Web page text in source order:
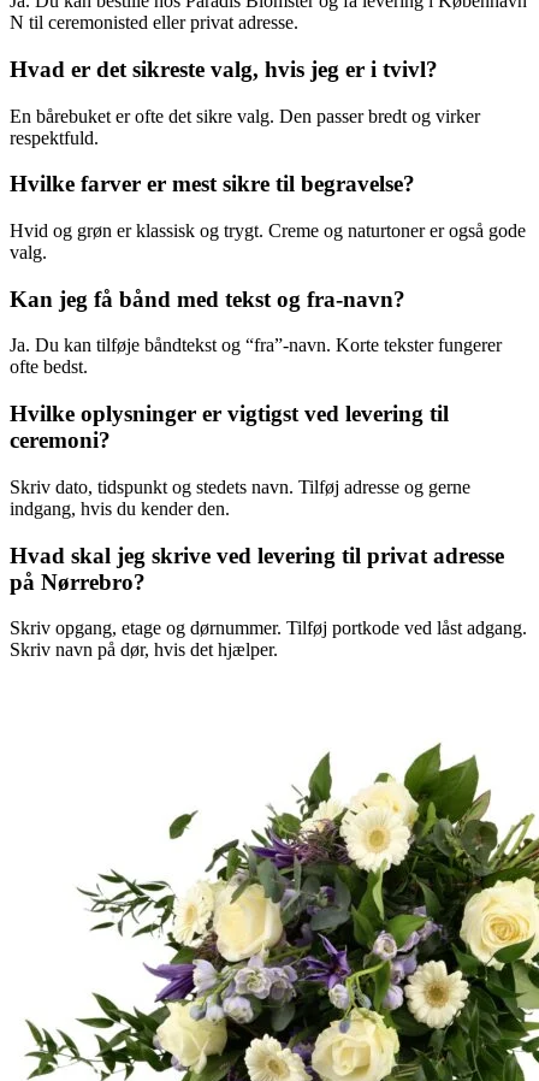
N til ceremonisted eller privat adresse.
Hvad er det sikreste valg, hvis jeg er i tvivl?
En bårebuket er ofte det sikre valg. Den passer bredt og virker
respektfuld.
Hvilke farver er mest sikre til begravelse?
Hvid og grøn er klassisk og trygt. Creme og naturtoner er også gode
valg.
Kan jeg få bånd med tekst og fra-navn?
Ja. Du kan tilføje båndtekst og “fra”-navn. Korte tekster fungerer
ofte bedst.
Hvilke oplysninger er vigtigst ved levering til
ceremoni?
Skriv dato, tidspunkt og stedets navn. Tilføj adresse og gerne
indgang, hvis du kender den.
Hvad skal jeg skrive ved levering til privat adresse
på Nørrebro?
Skriv opgang, etage og dørnummer. Tilføj portkode ved låst adgang.
Skriv navn på dør, hvis det hjælper.